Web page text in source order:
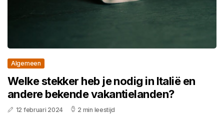
Algemeen
Welke stekker heb je nodig in Italië en
andere bekende vakantielanden?
12 februari 2024 2 min leestijd